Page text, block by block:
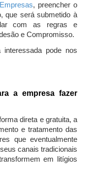
, preencher o
que será submetido à
com as regras e
e Compromisso.
pode nos
a empresa fazer
direta e gratuita, a
e tratamento das
que eventualmente
canais tradicionais
em litígios